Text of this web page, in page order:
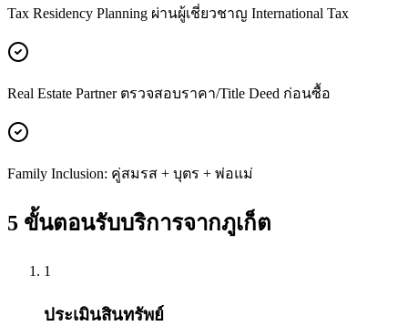
Tax Residency Planning ผ่านผู้เชี่ยวชาญ International Tax
Real Estate Partner ตรวจสอบราคา/Title Deed ก่อนซื้อ
Family Inclusion: คู่สมรส + บุตร + พ่อแม่
5 ขั้นตอนรับบริการจากภูเก็ต
1
ประเมินสินทรัพย์